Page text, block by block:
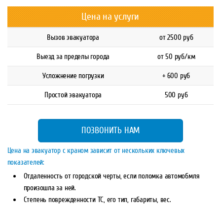
Цена на услуги
Вызов эвакуатора от 2500 руб
Выезд за пределы города от 50 руб/км
Усложнение погрузки + 600 руб
Простой эвакуатора 500 руб
ПОЗВОНИТЬ НАМ
Цена на эвакуатор с краном зависит от нескольких ключевых
показателей:
Отдаленность от городской черты, если поломка автомобмля
произошла за ней.
Степень поврежденности ТС, его тип, габариты, вес.